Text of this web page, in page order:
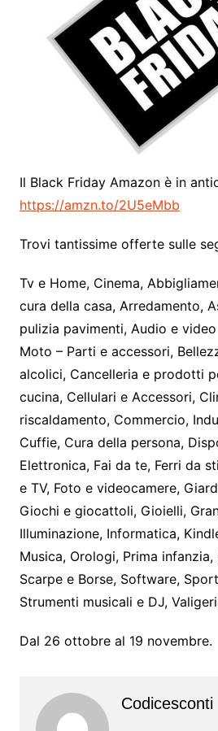
Il Black Friday Amazon è in
https://amzn.to/2U5eMbb
Trovi tantissime offerte sulle
Tv e Home, Cinema,
cura della casa, Arredamento,
pulizia pavimenti, Audio e
Moto – Parti e accessori,
alcolici, Cancelleria e prodotti
cucina, Cellulari e Accessori,
riscaldamento, Commercio,
Cuffie, Cura della persona,
Elettronica, Fai da te, Ferri da
e TV, Foto e videocamere,
Giochi e giocattoli, Gioielli,
Illuminazione, Informatica,
Musica, Orologi, Prima
Scarpe e Borse, Software,
Strumenti musicali e DJ,
Dal 26 ottobre al 19 novembre.
Codicesconti